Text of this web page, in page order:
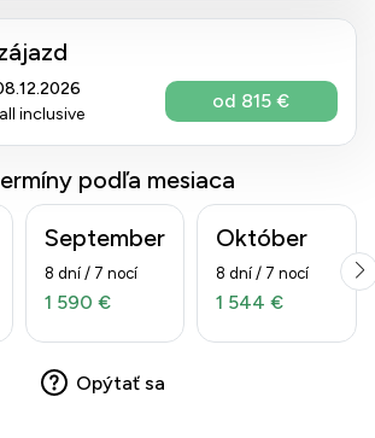
inclusive
od 815 €
podľa mesiaca
September
8 dní / 7 nocí
1 590 €
Október
8 dní / 7 nocí
1 544 €
Opýtať sa